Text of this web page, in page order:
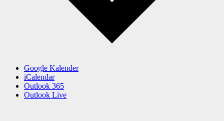
Google Kalender
iCalendar
Outlook 365
Outlook Live